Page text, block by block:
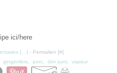
ici/here
[ ] - Permalien [#]
gingembre porc dim sum vapeur